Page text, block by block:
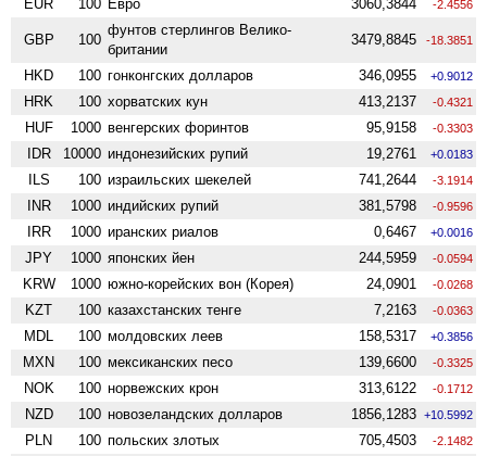
EUR 100 Евро 3060,3844 -2.4556
GBP 100
фунтов стерлингов Велико­
британии
3479,8845 -18.3851
HKD 100 гонконгских долларов 346,0955 +0.9012
HRK 100 хорватских кун 413,2137 -0.4321
HUF 1000 венгерских форинтов 95,9158 -0.3303
IDR 10000 индонезийских рупий 19,2761 +0.0183
ILS 100 израильских шекелей 741,2644 -3.1914
INR 1000 индийских рупий 381,5798 -0.9596
IRR 1000 иранских риалов 0,6467 +0.0016
JPY 1000 японских йен 244,5959 -0.0594
KRW 1000 южно-корейских вон (Корея) 24,0901 -0.0268
KZT 100 казахстанских тенге 7,2163 -0.0363
MDL 100 молдовских леев 158,5317 +0.3856
MXN 100 мексиканских песо 139,6600 -0.3325
NOK 100 норвежских крон 313,6122 -0.1712
NZD 100 ново­зеландских долларов 1856,1283 +10.5992
PLN 100 польских злотых 705,4503 -2.1482